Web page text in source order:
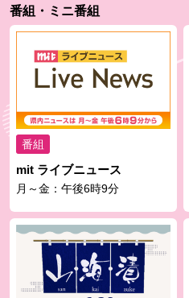
番組・ミニ番組
番組
mit ライブニュース
月～金：午後6時9分